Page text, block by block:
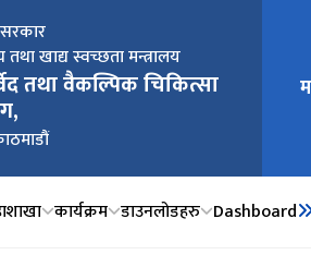
तथा खाद्य स्वच्छता मन्त्रालय
तथा वैकल्पिक चिकित्सा मुख्य
कार्यक्रम डाउनलोडहरु Dashboard